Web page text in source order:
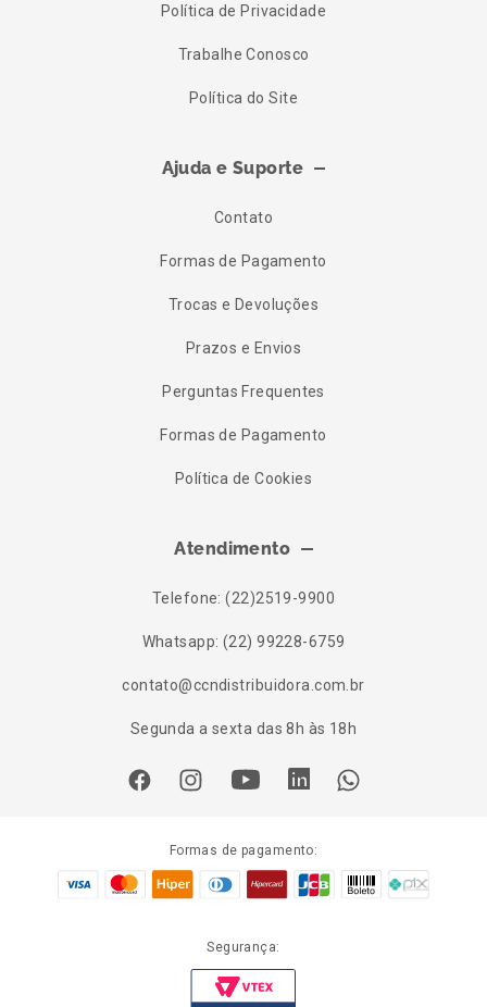
Política de Privacidade
Trabalhe Conosco
Política do Site
Ajuda e Suporte
Contato
Formas de Pagamento
Trocas e Devoluções
Prazos e Envios
Perguntas Frequentes
Formas de Pagamento
Política de Cookies
Atendimento
Telefone: (22)2519-9900
Whatsapp: (22) 99228-6759
contato@ccndistribuidora.com.br
Segunda a sexta das 8h às 18h
Formas de pagamento:
Segurança: